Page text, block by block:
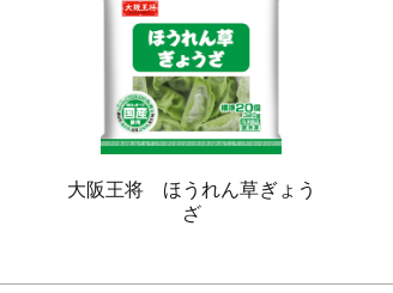
大阪王将 ほうれん草ぎょう
ざ